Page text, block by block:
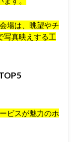
場は、眺望やチ
写真映えする工
ビスが魅力のホ